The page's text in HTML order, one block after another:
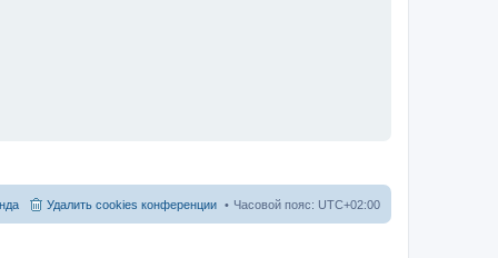
Часовой пояс: UTC+02:00
Удалить cookies конференции